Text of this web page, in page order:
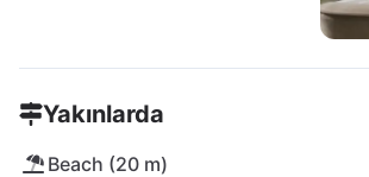
Yakınlarda
Beach (20 m)